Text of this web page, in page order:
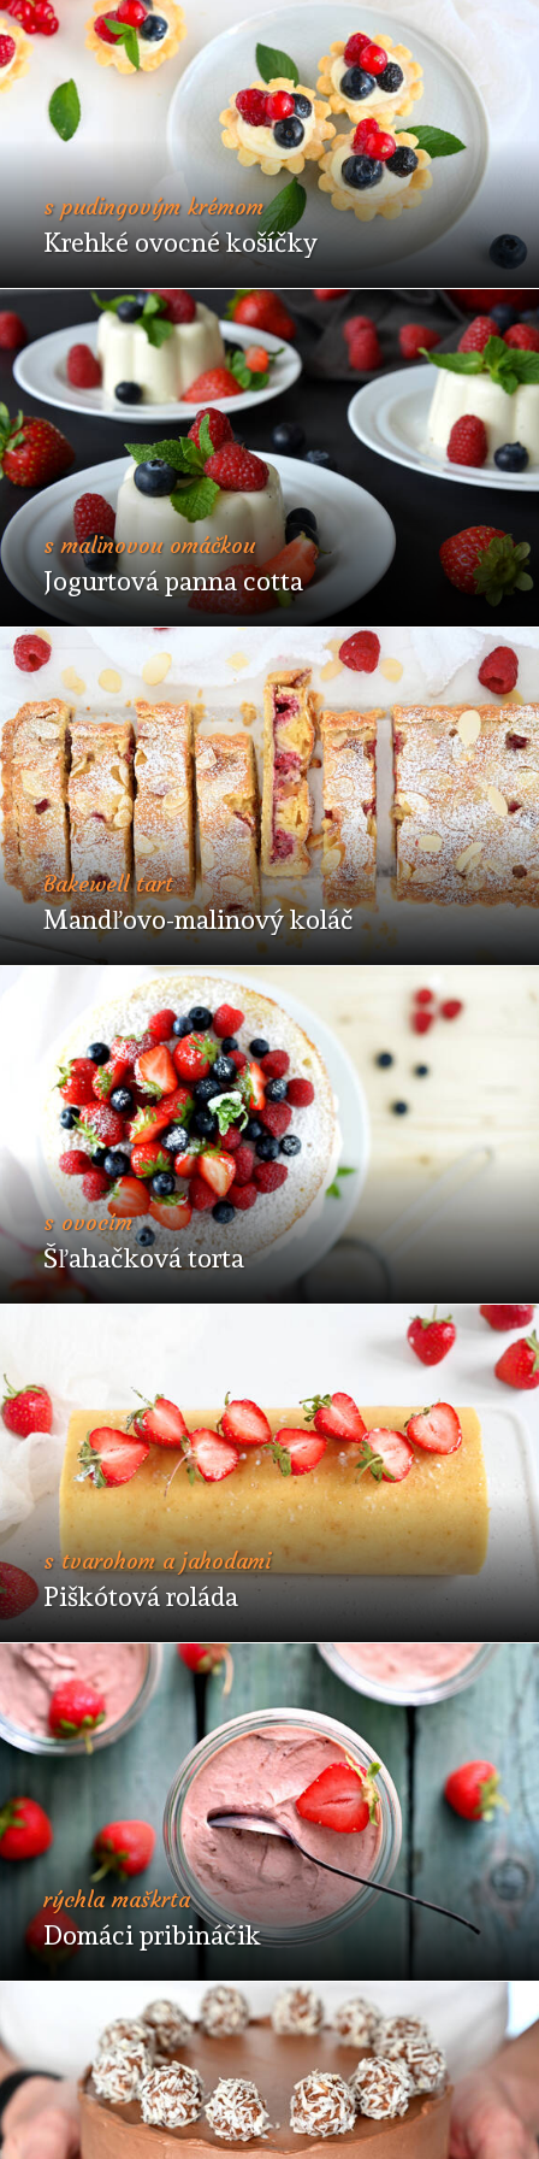
s pudingovým krémom
Krehké ovocné košíčky
s malinovou omáčkou
Jogurtová panna cotta
Bakewell tart
Mandľovo-malinový koláč
s ovocím
Šľahačková torta
s tvarohom a jahodami
Piškótová roláda
rýchla maškrta
Domáci pribináčik